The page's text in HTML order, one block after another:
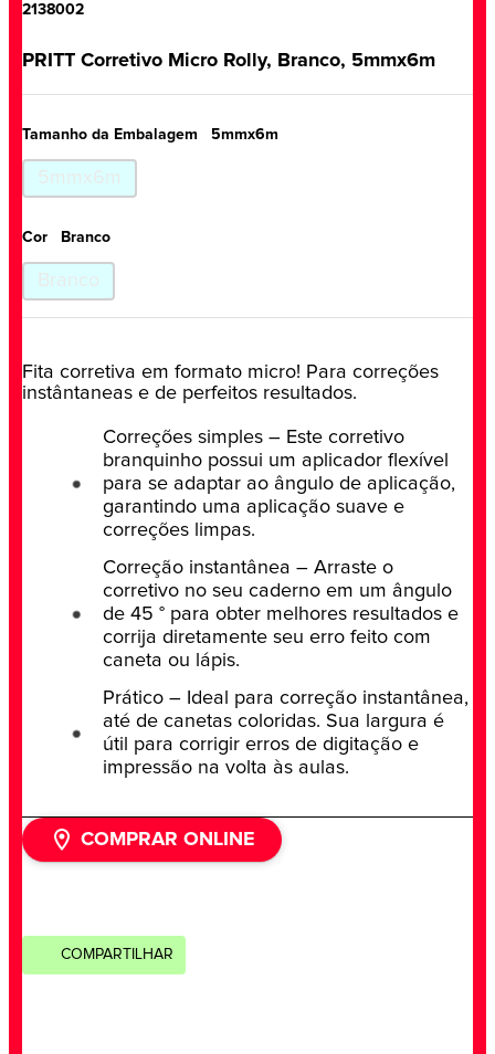
2138002
PRITT Corretivo Micro Rolly, Branco, 5mmx6m
Tamanho da Embalagem 5mmx6m
Cor Branco
Fita corretiva em formato micro! Para correções
instântaneas e de perfeitos resultados.
Correções simples – Este corretivo
branquinho possui um aplicador flexível
para se adaptar ao ângulo de aplicação,
garantindo uma aplicação suave e
correções limpas.
Correção instantânea – Arraste o
corretivo no seu caderno em um ângulo
de 45 ° para obter melhores resultados e
corrija diretamente seu erro feito com
caneta ou lápis.
Prático – Ideal para correção instantânea,
até de canetas coloridas. Sua largura é
útil para corrigir erros de digitação e
impressão na volta às aulas.
COMPRAR ONLINE
COMPARTILHAR